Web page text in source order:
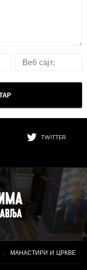
TWITTER
МАНАСТИРИ И ЦРКВЕ